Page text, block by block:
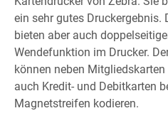
ein sehr gutes Druckergebnis.
bieten aber auch
Wendefunktion im Drucker.
können neben
auch Kredit- und Debitkarten
Magnetstreifen kodieren.